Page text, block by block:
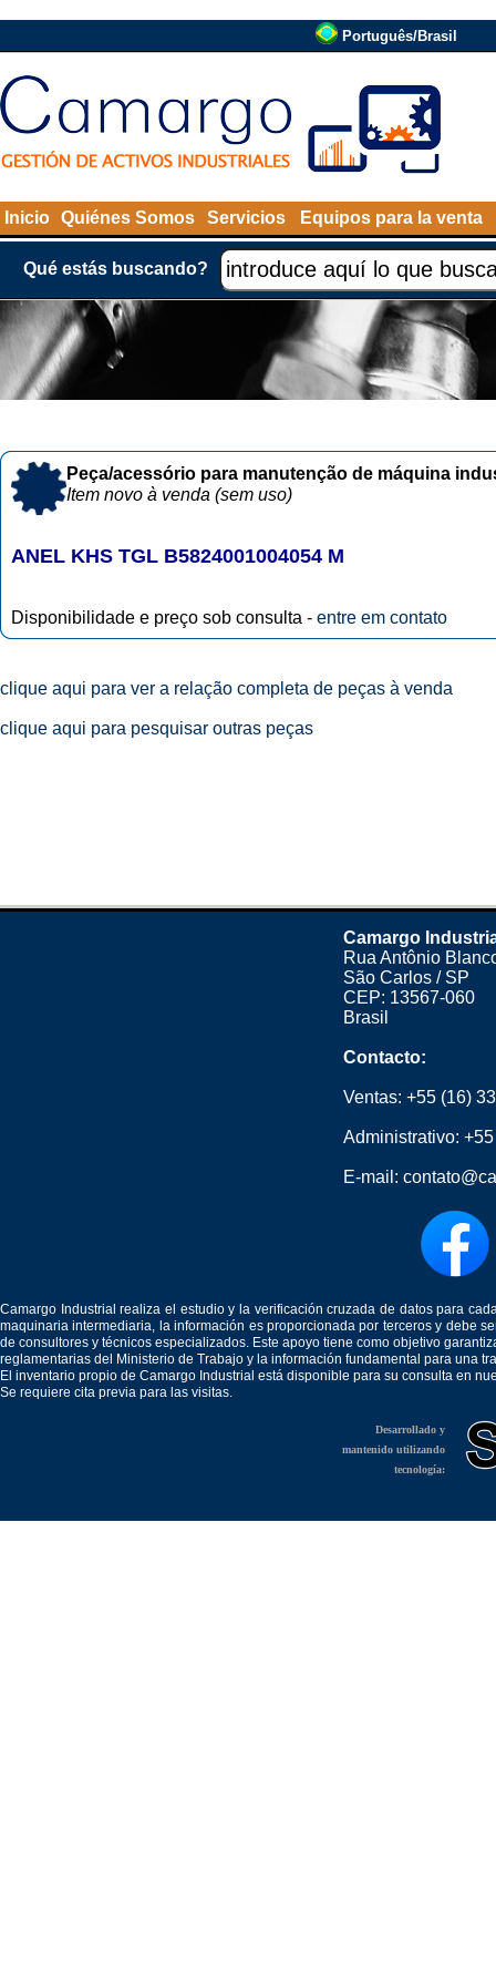
Português/Brasil
Inicio Quiénes Somos Servicios Equipos para la venta
Qué estás buscando?
Peça/acessório para manutenção de máquina
Item novo à venda (sem uso)
ANEL KHS TGL B5824001004054 M
Disponibilidade e preço sob consulta - entre em contato
clique aqui para ver a relação completa de peças à venda
clique aqui para pesquisar outras peças
Camargo
Rua Antônio
São Carlos / SP
CEP: 13567-060
Brasil
Contacto:
Ventas: +55 (16)
Administrativo:
E-mail:
Camargo Industrial realiza el estudio y la verificación cruzada de datos para
maquinaria intermediaria, la información es proporcionada por terceros y debe
de consultores y técnicos especializados. Este apoyo tiene como objetivo
reglamentarias del Ministerio de Trabajo y la información fundamental para una
El inventario propio de Camargo Industrial está disponible para su consulta en
Se requiere cita previa para las visitas.
Desarrollado y
mantenido utilizando
tecnología: